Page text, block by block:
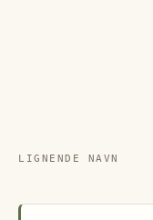
LIGNENDE NAVN